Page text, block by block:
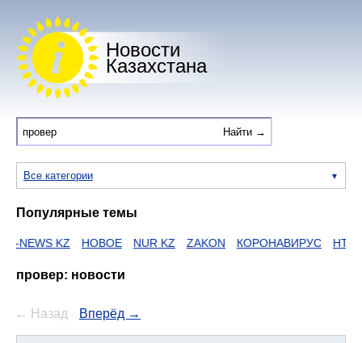
Новости
Казахстана
Все категории
Популярные темы
KZ НОВОЕ NUR KZ ZAKON КОРОНАВИРУС HTTPS
провер: новости
← Назад Вперёд →